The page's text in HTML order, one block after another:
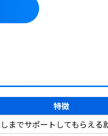
特徴
までサポートしてもらえる